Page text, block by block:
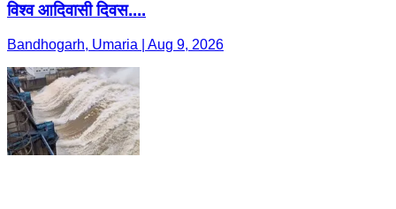
विश्व आदिवासी दिवस....
Bandhogarh, Umaria | Aug 9, 2026